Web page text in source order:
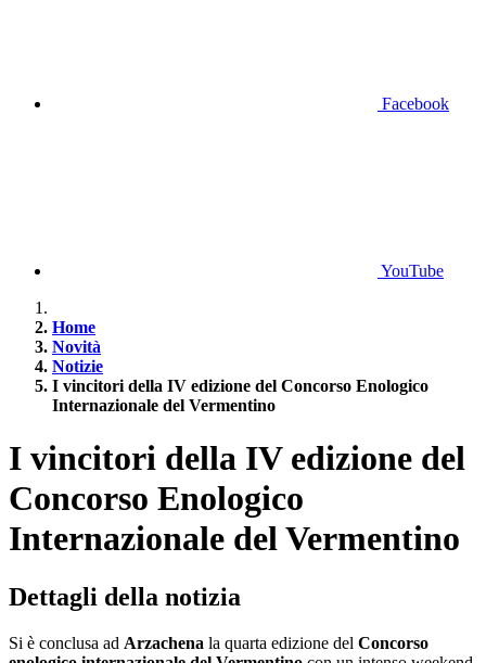
Facebook
YouTube
Home
Novità
Notizie
I vincitori della IV edizione del Concorso Enologico
Internazionale del Vermentino
I vincitori della IV edizione del
Concorso Enologico
Internazionale del Vermentino
Dettagli della notizia
Si è conclusa ad Arzachena la quarta edizione del Concorso